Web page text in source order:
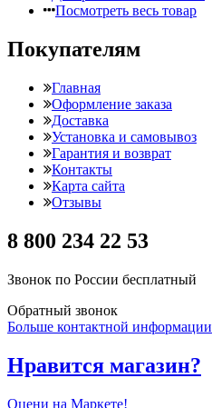
Посмотреть весь товар
Покупателям
Главная
Оформление заказа
Доставка
Установка и самовывоз
Гарантия и возврат
Контакты
Карта сайта
Отзывы
8 800 234 22 53
Звонок по России бесплатный
Обратный звонок
Больше контактной информации
Нравится магазин?
Оцени на Маркете!